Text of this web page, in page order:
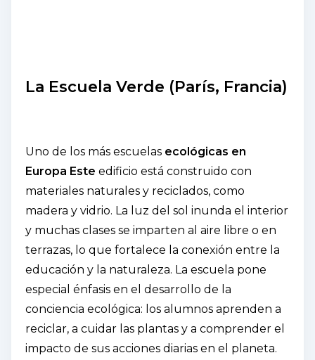
La Escuela Verde (París, Francia)
Uno de los más escuelas ecológicas en
Europa Este edificio está construido con
materiales naturales y reciclados, como
madera y vidrio. La luz del sol inunda el interior
y muchas clases se imparten al aire libre o en
terrazas, lo que fortalece la conexión entre la
educación y la naturaleza. La escuela pone
especial énfasis en el desarrollo de la
conciencia ecológica: los alumnos aprenden a
reciclar, a cuidar las plantas y a comprender el
impacto de sus acciones diarias en el planeta.